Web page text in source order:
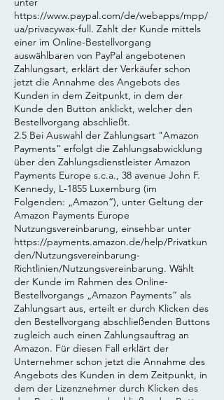
https://www.paypal.com/de/webapps/mpp/
ua/privacywax-full. Zahlt der Kunde mittels
einer im Online-Bestellvorgang
auswählbaren von PayPal angebotenen
Zahlungsart, erklärt der Verkäufer schon
jetzt die Annahme des Angebots des
Kunden in dem Zeitpunkt, in dem der
Kunde den Button anklickt, welcher den
Bestellvorgang abschließt.
2.5 Bei Auswahl der Zahlungsart "Amazon
Payments" erfolgt die Zahlungsabwicklung
über den Zahlungsdienstleister Amazon
Payments Europe s.c.a., 38 avenue John F.
Kennedy, L-1855 Luxemburg (im
Folgenden: „Amazon“), unter Geltung der
Amazon Payments Europe
Nutzungsvereinbarung, einsehbar unter
https://payments.amazon.de/help/Privatkun
den/Nutzungsvereinbarung-
Richtlinien/Nutzungsvereinbarung. Wählt
der Kunde im Rahmen des Online-
Bestellvorgangs „Amazon Payments“ als
Zahlungsart aus, erteilt er durch Klicken des
den Bestellvorgang abschließenden Buttons
zugleich auch einen Zahlungsauftrag an
Amazon. Für diesen Fall erklärt der
Unternehmer schon jetzt die Annahme des
Angebots des Kunden in dem Zeitpunkt, in
dem der Lizenznehmer durch Klicken des